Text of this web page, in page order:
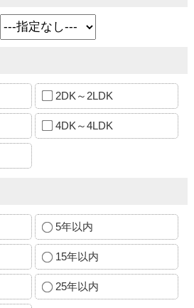
2DK～2LDK
4DK～4LDK
5年以内
15年以内
25年以内